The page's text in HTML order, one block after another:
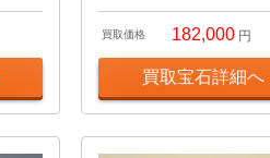
買取価格 182,000 円
買取宝石詳細へ